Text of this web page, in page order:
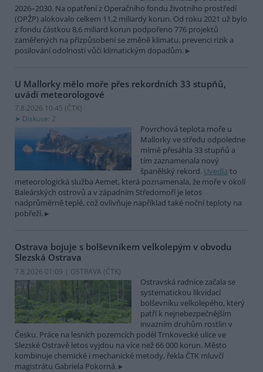
2026–2030. Na opatření z Operačního fondu životního prostředí
(OPŽP) alokovalo celkem 11,2 miliardy korun. Od roku 2021 už bylo
z fondu částkou 8,6 miliard korun podpořeno 776 projektů
zaměřených na přizpůsobení se změně klimatu, prevenci rizik a
posilování odolnosti vůči klimatickým dopadům.
U Mallorky mělo moře přes rekordních 33 stupňů,
uvádí meteorologové
7.8.2026 10:45 (ČTK)
Diskuse: 2
Povrchová teplota moře u
Mallorky ve středu odpoledne
mírně přesáhla 33 stupňů a
tím zaznamenala nový
španělský rekord. Uvedla to
meteorologická služba Aemet, která poznamenala, že moře v okolí
Baleárských ostrovů a v západním Středomoří je letos
nadprůměrně teplé, což ovlivňuje například také noční teploty na
pobřeží.
Ostrava bojuje s bolševníkem velkolepým v obvodu
Slezská Ostrava
7.8.2026 01:09 | OSTRAVA (ČTK)
Ostravská radnice začala se
systematickou likvidací
bolševníku velkolepého, který
patří k nejnebezpečnějším
invazním druhům rostlin v
Česku. Práce na lesních pozemcích podél Trnkovecké ulice ve
Slezské Ostravě letos vyjdou na více než 66 000 korun. Město
kombinuje chemické i mechanické metody, řekla ČTK mluvčí
magistrátu Gabriela Pokorná.